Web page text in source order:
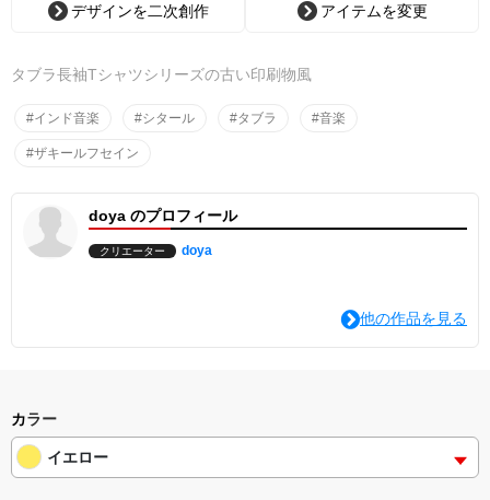
デザインを二次創作 アイテムを変更
タブラ長袖Tシャツシリーズの古い印刷物風
#インド音楽 #シタール #タブラ #音楽
#ザキールフセイン
doya のプロフィール
クリエーター doya
他の作品を見る
カラー
イエロー